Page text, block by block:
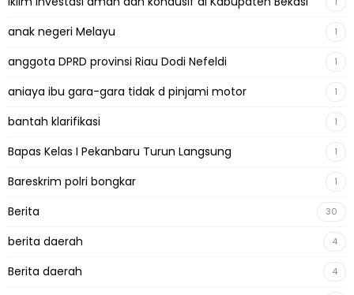
anak negeri Melayu 1
anggota DPRD provinsi Riau Dodi Nefeldi 1
aniaya ibu gara-gara tidak d pinjami motor 1
bantah klarifikasi 1
Bapas Kelas I Pekanbaru Turun Langsung 1
Bareskrim polri bongkar 1
Berita 30
berita daerah 4
Berita daerah 4